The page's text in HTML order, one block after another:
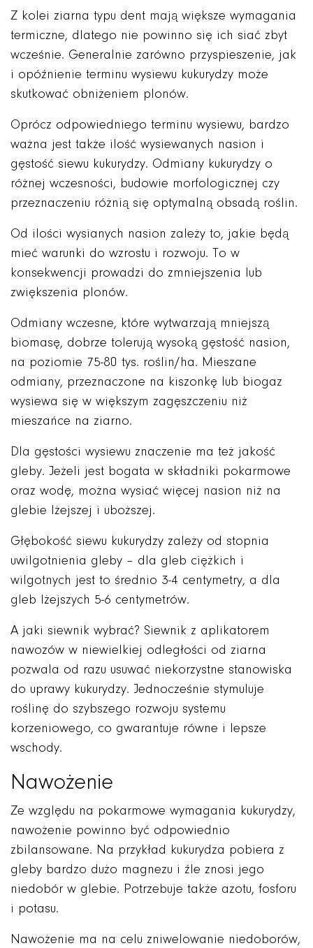
Z kolei ziarna typu dent mają większe wymagania
termiczne, dlatego nie powinno się ich siać zbyt
wcześnie. Generalnie zarówno przyspieszenie, jak
i opóźnienie terminu wysiewu kukurydzy może
skutkować obniżeniem plonów.
Oprócz odpowiedniego terminu wysiewu, bardzo
ważna jest także ilość wysiewanych nasion i
gęstość siewu kukurydzy. Odmiany kukurydzy o
różnej wczesności, budowie morfologicznej czy
przeznaczeniu różnią się optymalną obsadą roślin.
Od ilości wysianych nasion zależy to, jakie będą
mieć warunki do wzrostu i rozwoju. To w
konsekwencji prowadzi do zmniejszenia lub
zwiększenia plonów.
Odmiany wczesne, które wytwarzają mniejszą
biomasę, dobrze tolerują wysoką gęstość nasion,
na poziomie 75-80 tys. roślin/ha. Mieszane
odmiany, przeznaczone na kiszonkę lub biogaz
wysiewa się w większym zagęszczeniu niż
mieszańce na ziarno.
Dla gęstości wysiewu znaczenie ma też jakość
gleby. Jeżeli jest bogata w składniki pokarmowe
oraz wodę, można wysiać więcej nasion niż na
glebie lżejszej i uboższej.
Głębokość siewu kukurydzy zależy od stopnia
uwilgotnienia gleby – dla gleb ciężkich i
wilgotnych jest to średnio 3-4 centymetry, a dla
gleb lżejszych 5-6 centymetrów.
A jaki siewnik wybrać? Siewnik z aplikatorem
nawozów w niewielkiej odległości od ziarna
pozwala od razu usuwać niekorzystne stanowiska
do uprawy kukurydzy. Jednocześnie stymuluje
roślinę do szybszego rozwoju systemu
korzeniowego, co gwarantuje równe i lepsze
wschody.
Nawożenie
Ze względu na pokarmowe wymagania kukurydzy,
nawożenie powinno być odpowiednio
zbilansowane. Na przykład kukurydza pobiera z
gleby bardzo dużo magnezu i źle znosi jego
niedobór w glebie. Potrzebuje także azotu, fosforu
i potasu.
Nawożenie ma na celu zniwelowanie niedoborów,